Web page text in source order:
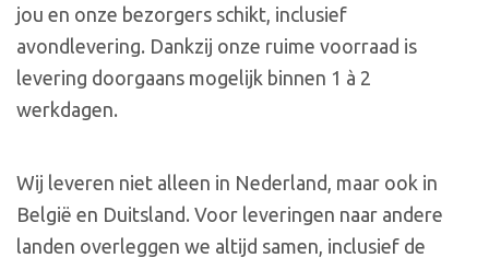
jou en onze bezorgers schikt, inclusief
avondlevering. Dankzij onze ruime voorraad is
levering doorgaans mogelijk binnen 1 à 2
werkdagen.
Wij leveren niet alleen in Nederland, maar ook in
België en Duitsland. Voor leveringen naar andere
landen overleggen we altijd samen, inclusief de